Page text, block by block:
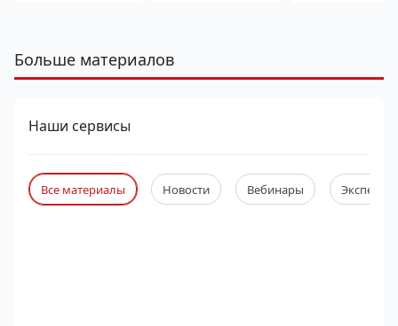
Больше материалов
Наши сервисы
Все материалы Новости Вебинары